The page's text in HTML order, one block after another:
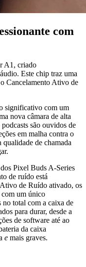
com
A1, criado
Este chip traz uma
Cancelamento Ativo de
significativo com um
nova câmara de alta
são ouvidos de
em malha contra o
de chamada
Pixel Buds A-Series
de ruído está
de Ruído ativado, os
com um único
no total com a caixa de
para durar, desde a
de software até ao
da caixa
e mais graves.